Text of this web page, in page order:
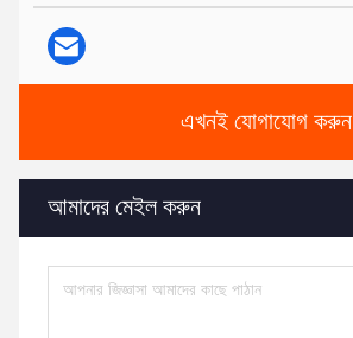
এখনই যোগাযোগ করুন
আমাদের মেইল করুন